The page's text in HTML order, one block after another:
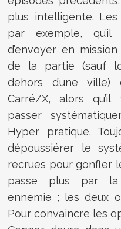
plus intelligente.
par exemple,
d’envoyer en
de la partie (sauf
dehors d’une
Carré/X, alors qu’il
passer
Hyper pratique.
dépoussiérer le
recrues pour gonfler
passe plus par la
ennemie ; les deux
Pour convaincre les